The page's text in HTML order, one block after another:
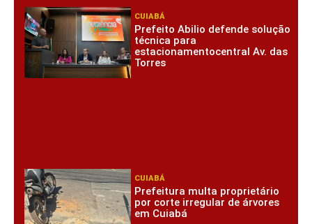
CUIABÁ
Prefeito Abilio defende solução
técnica para
estacionamentocentral Av. das
Torres
CUIABÁ
Prefeitura multa proprietário
por corte irregular de árvores
em Cuiabá